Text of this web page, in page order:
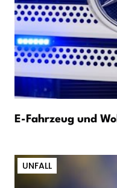
E-Fahrzeug und
UNFALL